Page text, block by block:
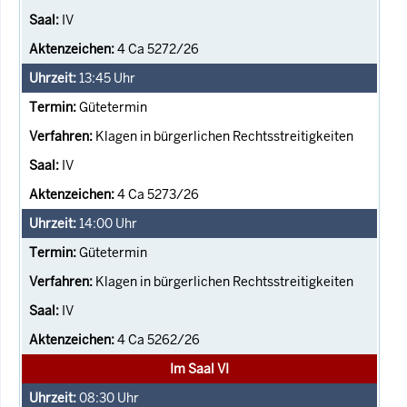
IV
4 Ca 5272/26
13:45 Uhr
Gütetermin
Klagen in bürgerlichen Rechtsstreitigkeiten
IV
4 Ca 5273/26
14:00 Uhr
Gütetermin
Klagen in bürgerlichen Rechtsstreitigkeiten
IV
4 Ca 5262/26
Im Saal VI
08:30 Uhr